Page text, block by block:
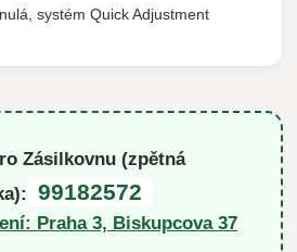
systém Quick Adjustment
Zásilkovnu (zpětná
99182572
Praha 3, Biskupcova 37